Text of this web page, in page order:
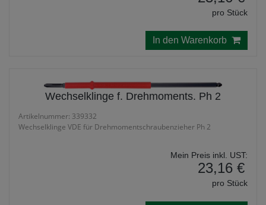
pro Stück
In den Warenkorb
Wechselklinge f. Drehmoments. Ph 2
Artikelnummer: 339332
Wechselklinge VDE für Drehmomentschraubenzieher Ph 2
Mein Preis inkl. UST:
23,16 €
pro Stück